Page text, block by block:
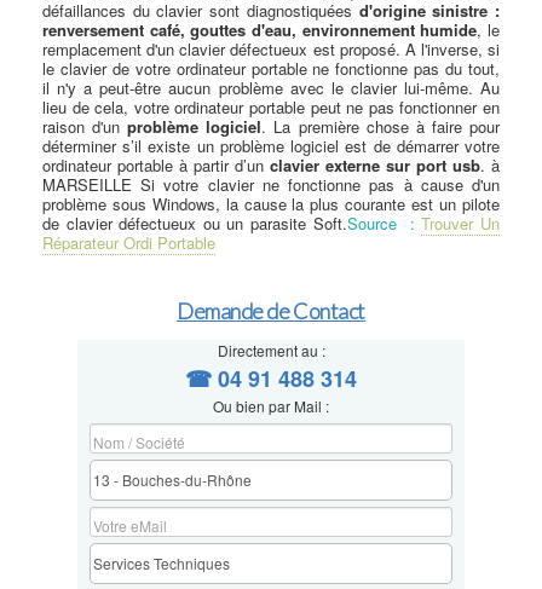
défaillances du clavier sont diagnostiquées d'origine sinistre :
renversement café, gouttes d'eau, environnement humide, le
remplacement d'un clavier défectueux est proposé. A l'inverse, si
le clavier de votre ordinateur portable ne fonctionne pas du tout,
il n'y a peut-être aucun problème avec le clavier lui-même. Au
lieu de cela, votre ordinateur portable peut ne pas fonctionner en
raison d'unproblème logiciel. La première chose à faire pour
déterminer s’il existe un problème logiciel est de démarrer votre
ordinateur portable à partir d’un clavier externe sur port usb. à
MARSEILLE Si votre clavier ne fonctionne pas à cause d'un
problème sous Windows, la cause la plus courante est un pilote
de clavier défectueux ou un parasite Soft.Source :Trouver Un
Réparateur Ordi Portable
Demande de Contact
Directement au :
☎ 04 91 488 314
Ou bien par Mail :